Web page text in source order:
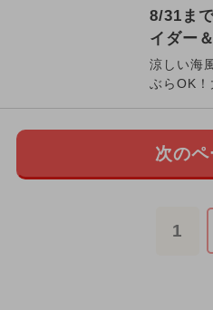
8/31ま
イダー
涼しい海
ぶらOK！
次のペ
1